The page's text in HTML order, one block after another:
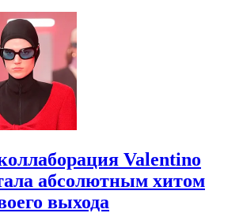
Valentino
абсолютным хитом
выхода